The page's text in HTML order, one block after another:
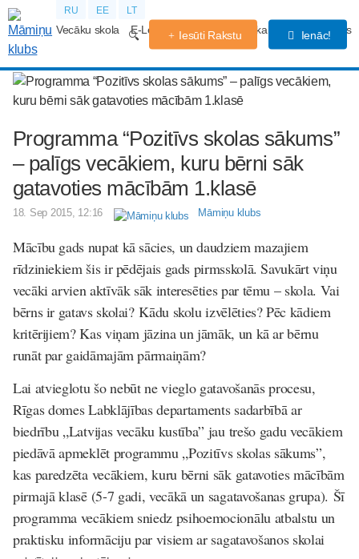
RU EE LT
Vecāku skola E-Lekcijas Grūtniecības kalendārs Forums
Iesūti Rakstu Ienāc!
Programma “Pozitīvs skolas sākums”
– palīgs vecākiem, kuru bērni sāk
gatavoties mācībām 1.klasē
18. Sep 2015, 12:16 Māmiņu klubs
Mācību gads nupat kā sācies, un daudziem mazajiem
rīdziniekiem šis ir pēdējais gads pirmsskolā. Savukārt viņu
vecāki arvien aktīvāk sāk interesēties par tēmu – skola. Vai
bērns ir gatavs skolai? Kādu skolu izvēlēties? Pēc kādiem
kritērijiem? Kas viņam jāzina un jāmāk, un kā ar bērnu
runāt par gaidāmajām pārmaiņām?
Lai atvieglotu šo nebūt ne vieglo gatavošanās procesu,
Rīgas domes Labklājības departaments sadarbībā ar
biedrību „Latvijas vecāku kustība” jau trešo gadu vecākiem
piedāvā apmeklēt programmu „Pozitīvs skolas sākums”,
kas paredzēta vecākiem, kuru bērni sāk gatavoties mācībām
pirmajā klasē (5-7 gadi, vecākā un sagatavošanas grupa). Šī
programma vecākiem sniedz psihoemocionālu atbalstu un
praktisku informāciju par visiem ar sagatavošanos skolai